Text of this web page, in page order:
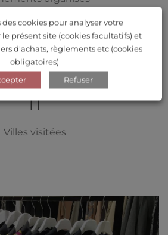
+5000
Client.e.s
11
Villes visitées
cookies pour analyser votre
présent site (cookies facultatifs) et
d'achats, règlements etc (cookies
obligatoires)
Refuser